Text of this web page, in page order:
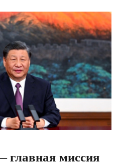
главная миссия